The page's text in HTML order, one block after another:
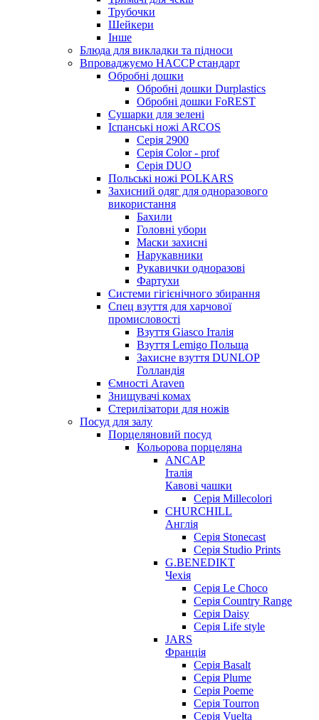
Трубочки
Шейкери
Інше
Блюда для викладки та підноси
Впроваджуємо HACCP стандарт
Обробні дошки
Обробні дошки Durplastics
Обробні дошки FoREST
Сушарки для зелені
Іспанські ножі ARCOS
Серія 2900
Серія Color - prof
Серія DUO
Польські ножі POLKARS
Захисний одяг для одноразового
використання
Бахили
Головні убори
Маски захисні
Нарукавники
Рукавички одноразові
Фартухи
Системи гігієнічного збирання
Спец взуття для харчової
промисловості
Взуття Giasco Італія
Взуття Lemigo Польща
Захисне взуття DUNLOP
Голландія
Ємності Araven
Знищувачі комах
Стерилізатори для ножів
Посуд для залу
Порцеляновий посуд
Кольорова порцеляна
ANCAP
Італія
Кавові чашки
Серія Millecolori
CHURCHILL
Англія
Серія Stonecast
Серія Studio Prints
G.BENEDIKT
Чехія
Cерія Le Choco
Серія Country Range
Серія Daisy
Серія Life style
JARS
Франція
Серія Basalt
Серія Plume
Серія Poeme
Серія Tourron
Серія Vuelta